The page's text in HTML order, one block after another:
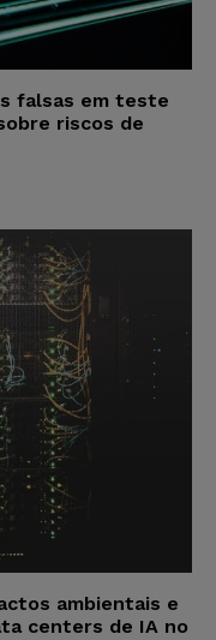
falsas em teste
riscos de
ambientais e
centers de IA no